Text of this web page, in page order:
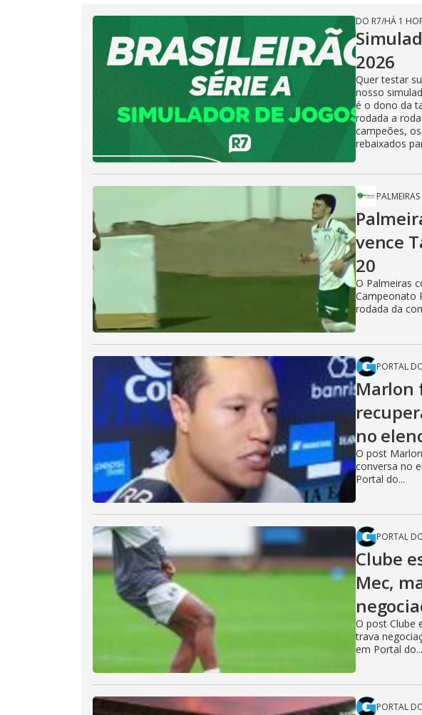
DO R7/HÁ 1
2026
Quer testar
nosso
é o dono da
rodada a
campeões,
rebaixados
vence
20
O Palmeiras
Campeonato
rodada da
PORTAL
Marlon
no
O post
conversa no
Portal do...
PORTAL
Clube
Mec,
O post Clube
trava
em Portal do...
PORTAL